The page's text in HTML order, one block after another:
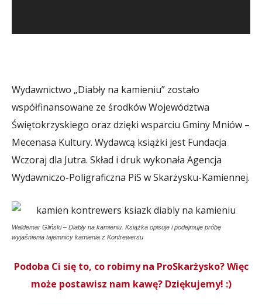
Wydawnictwo „Diabły na kamieniu” zostało
współfinansowane ze środków Województwa
Świętokrzyskiego oraz dzięki wsparciu Gminy Mniów –
Mecenasa Kultury. Wydawcą książki jest Fundacja
Wczoraj dla Jutra. Skład i druk wykonała Agencja
Wydawniczo-Poligraficzna PiS w Skarżysku-Kamiennej.
Waldemar Gliński – Diabły na kamieniu. Książka opisuje i podejmuje próbę
wyjaśnienia tajemnicy kamienia z Kontrewersu
Podoba Ci się to, co robimy na ProSkarżysko? Więc
może postawisz nam kawę? Dziękujemy! :)